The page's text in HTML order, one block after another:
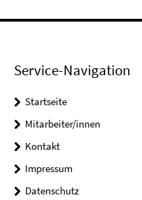
Service-Navigation
Startseite
Mitarbeiter/innen
Kontakt
Impressum
Datenschutz